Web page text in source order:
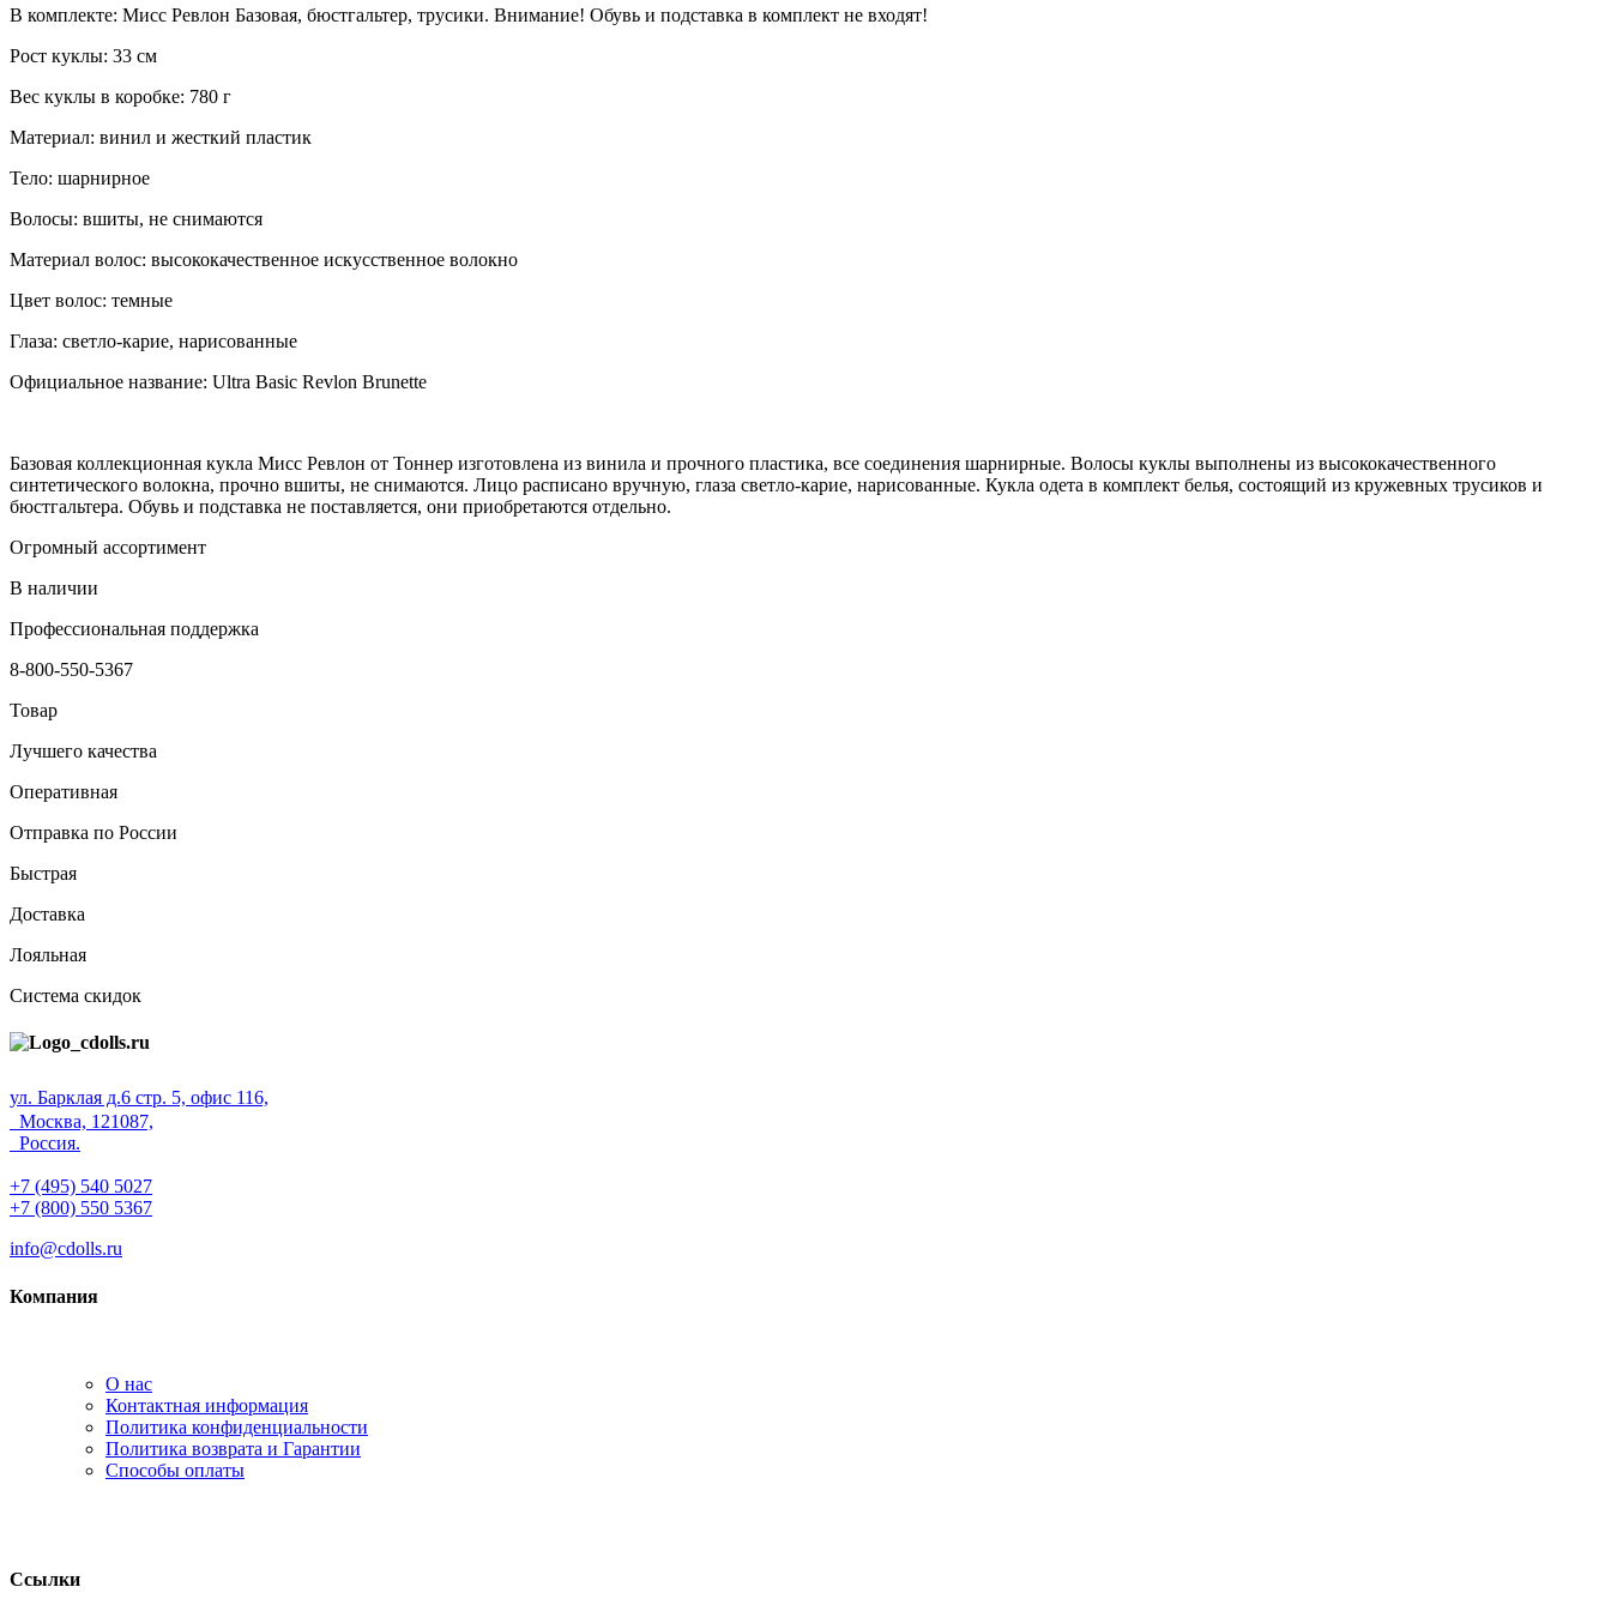
В комплекте: Мисс Ревлон Базовая, бюстгальтер, трусики. Внимание! Обувь и подставка в комплект не входят!
Рост куклы: 33 см
Вес куклы в коробке: 780 г
Материал: винил и жесткий пластик
Тело: шарнирное
Волосы: вшиты, не снимаются
Материал волос: высококачественное искусственное волокно
Цвет волос: темные
Глаза: светло-карие, нарисованные
Официальное название: Ultra Basic Revlon Brunette
Базовая коллекционная кукла Мисс Ревлон от Тоннер изготовлена из винила и прочного пластика, все соединения шарнирные. Волосы куклы выполнены из высококачественного
синтетического волокна, прочно вшиты, не снимаются. Лицо расписано вручную, глаза светло-карие, нарисованные. Кукла одета в комплект белья, состоящий из кружевных трусиков и
бюстгальтера. Обувь и подставка не поставляется, они приобретаются отдельно.
Огромный ассортимент
В наличии
Профессиональная поддержка
8-800-550-5367
Товар
Лучшего качества
Оперативная
Отправка по России
Быстрая
Доставка
Лояльная
Система скидок
ул. Барклая д.6 стр. 5, офис 116,
Москва, 121087,
Россия.
+7 (495) 540 5027
+7 (800) 550 5367
info@cdolls.ru
Компания
О нас
Контактная информация
Политика конфиденциальности
Политика возврата и Гарантии
Способы оплаты
Ссылки